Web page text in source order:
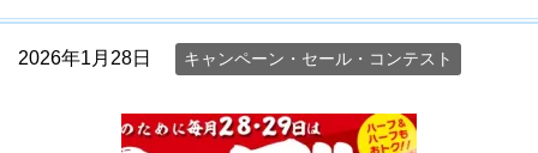
2026年1月28日 キャンペーン・セール・コンテスト